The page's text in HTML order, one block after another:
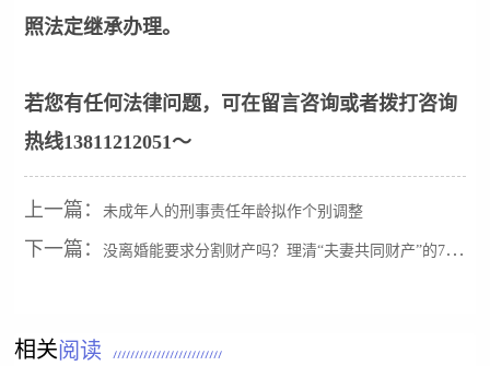
照法定继承办理。
若您有任何法律问题，可在留言咨询或者拨打咨询
热线13811212051～
上一篇： 未成年人的刑事责任年龄拟作个别调整
下一篇： 没离婚能要求分割财产吗？理清“夫妻共同财产”的7大疑问
相关阅读